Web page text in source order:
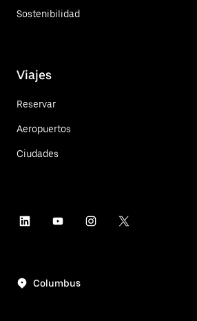
Sostenibilidad
Viajes
Reservar
Aeropuertos
Ciudades
Columbus